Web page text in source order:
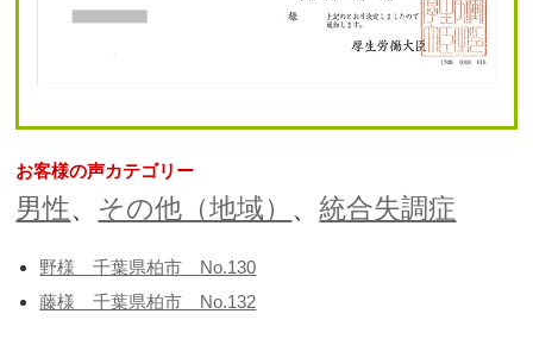
お客様の声カテゴリー
男性、 その他（地域） 、統合失調症
野様 千葉県柏市 No.130
藤様 千葉県柏市 No.132